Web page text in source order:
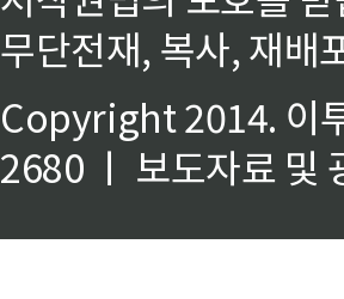
무단전재, 복사, 재배
Copyright 2014. 이
2680 ㅣ 보도자료